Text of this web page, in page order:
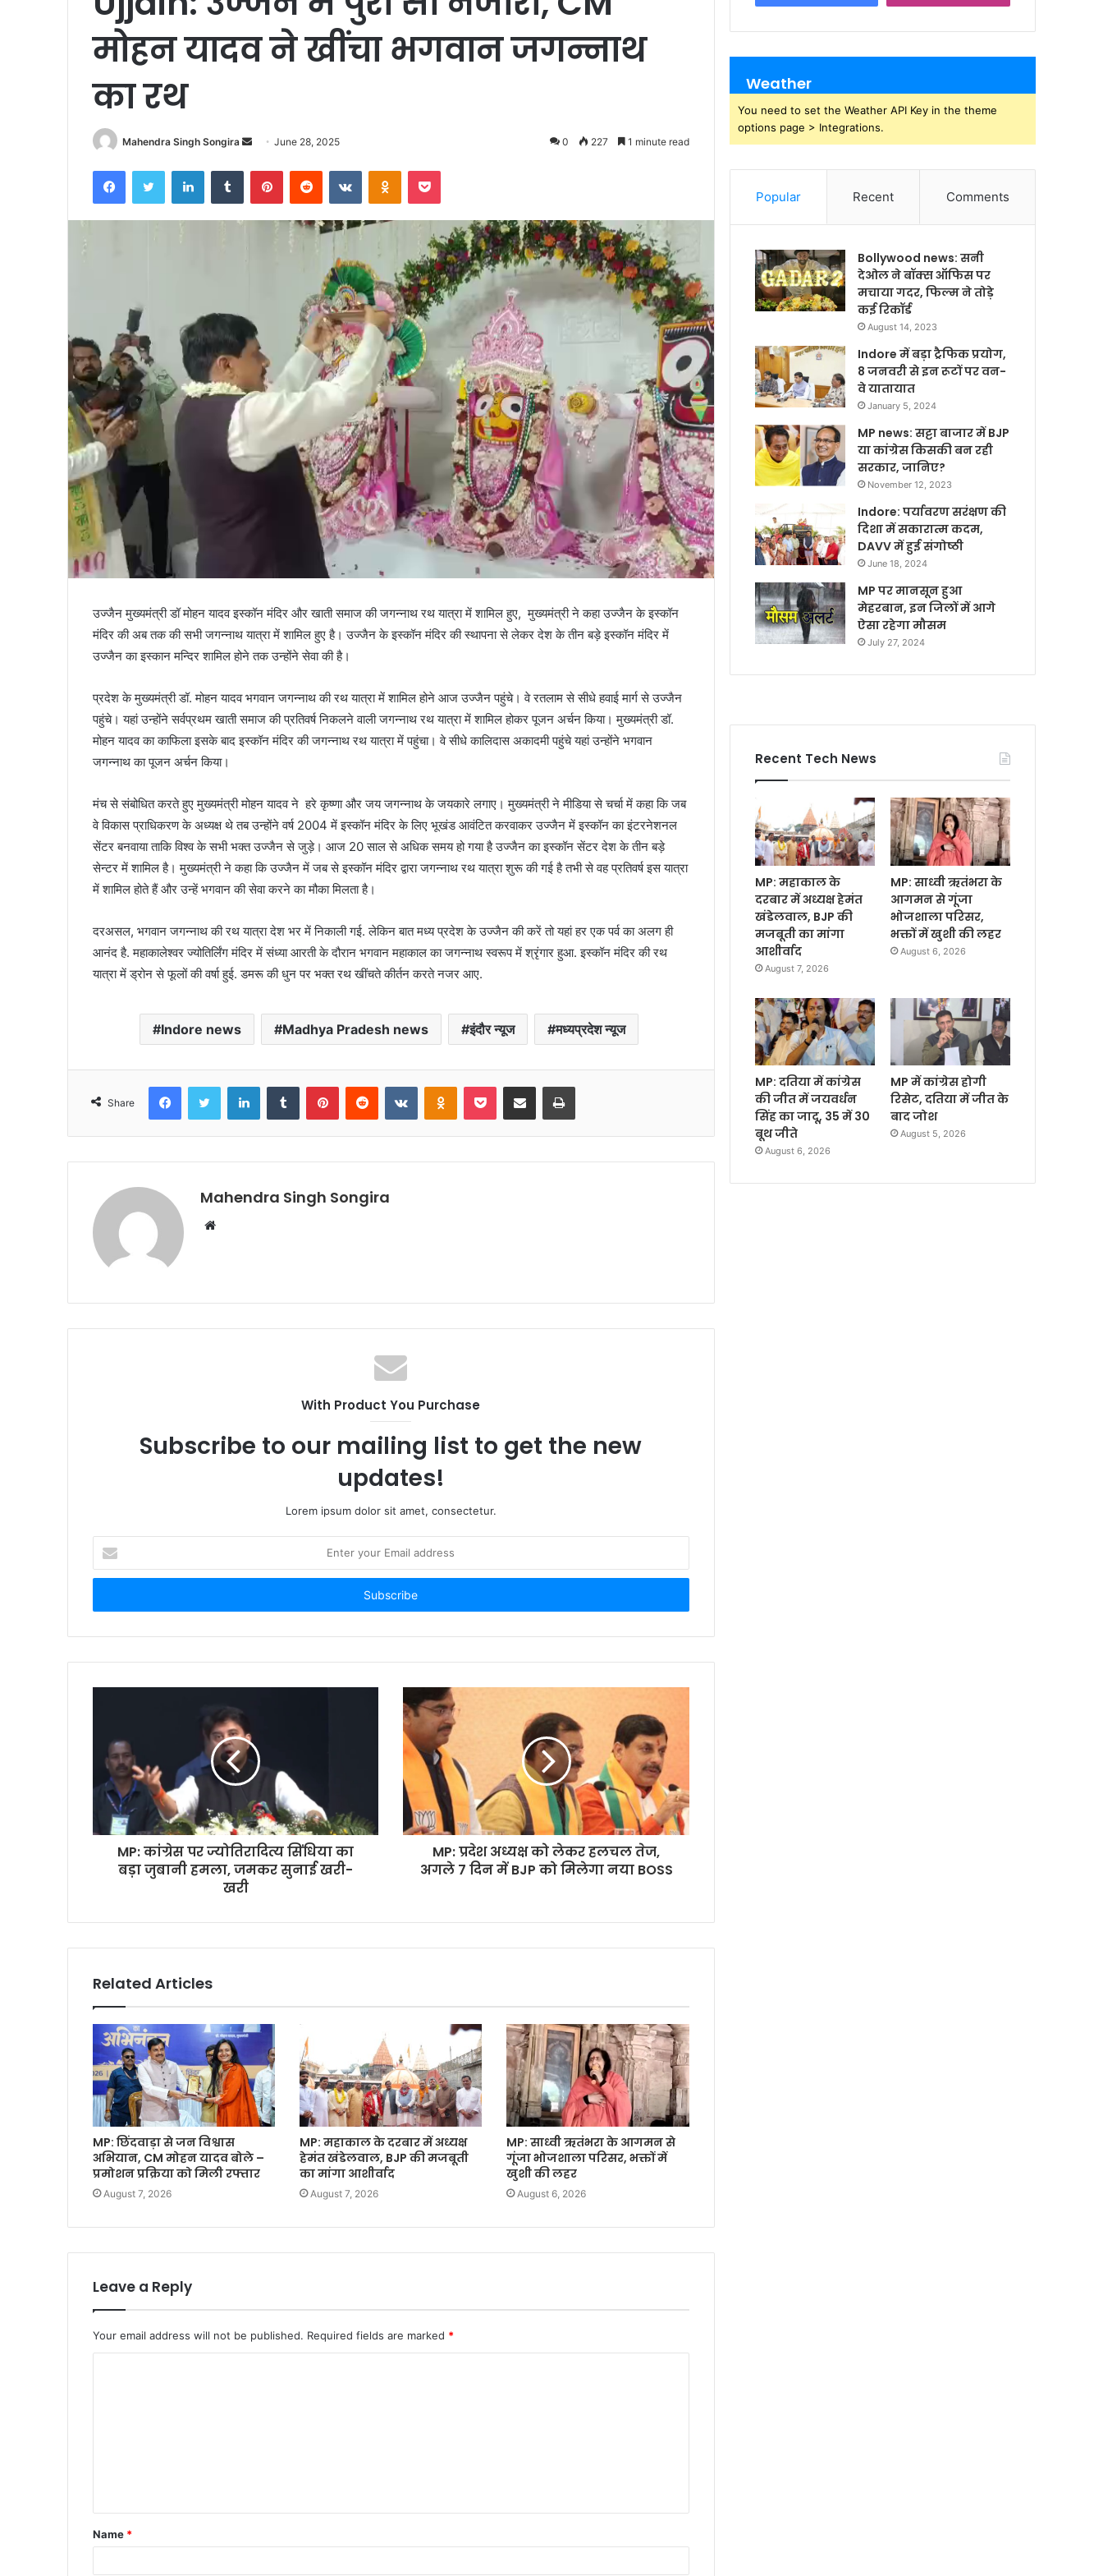
मोहन यादव ने खींचा भगवान जगन्नाथ
का रथ
Mahendra Singh Songira
Send
email
June 28, 2025 0 227 1 minute read
FacebookTwitter LinkedInTumblr PinterestReddit VKontakteOdnoklassniki
Pocket
उज्जैन मुख्यमंत्री डॉ मोहन यादव इस्कॉन मंदिर और खाती समाज की जगन्नाथ रथ यात्रा में शामिल हुए, मुख्यमंत्री ने कहा उज्जैन के इस्कॉन
मंदिर की अब तक की सभी जगन्नाथ यात्रा में शामिल हुए है। उज्जैन के इस्कॉन मंदिर की स्थापना से लेकर देश के तीन बड़े इस्कॉन मंदिर में
उज्जैन का इस्कान मन्दिर शामिल होने तक उन्होंने सेवा की है।
प्रदेश के मुख्यमंत्री डॉ. मोहन यादव भगवान जगन्नाथ की रथ यात्रा में शामिल होने आज उज्जैन पहुंचे। वे रतलाम से सीधे हवाई मार्ग से उज्जैन
पहुंचे। यहां उन्होंने सर्वप्रथम खाती समाज की प्रतिवर्ष निकलने वाली जगन्नाथ रथ यात्रा में शामिल होकर पूजन अर्चन किया। मुख्यमंत्री डॉ.
मोहन यादव का काफिला इसके बाद इस्कॉन मंदिर की जगन्नाथ रथ यात्रा में पहुंचा। वे सीधे कालिदास अकादमी पहुंचे यहां उन्होंने भगवान
जगन्नाथ का पूजन अर्चन किया।
मंच से संबोधित करते हुए मुख्यमंत्री मोहन यादव ने हरे कृष्णा और जय जगन्नाथ के जयकारे लगाए। मुख्यमंत्री ने मीडिया से चर्चा में कहा कि जब
वे विकास प्राधिकरण के अध्यक्ष थे तब उन्होंने वर्ष 2004 में इस्कॉन मंदिर के लिए भूखंड आवंटित करवाकर उज्जैन में इस्कॉन का इंटरनेशनल
सेंटर बनवाया ताकि विश्व के सभी भक्त उज्जैन से जुड़े। आज 20 साल से अधिक समय हो गया है उज्जैन का इस्कॉन सेंटर देश के तीन बड़े
सेन्टर में शामिल है। मुख्यमंत्री ने कहा कि उज्जैन में जब से इस्कॉन मंदिर द्वारा जगन्नाथ रथ यात्रा शुरू की गई है तभी से वह प्रतिवर्ष इस यात्रा
में शामिल होते हैं और उन्हें भगवान की सेवा करने का मौका मिलता है।
दरअसल, भगवान जगन्नाथ की रथ यात्रा देश भर में निकाली गई. लेकिन बात मध्य प्रदेश के उज्जैन की करें तो यहां हर एक पर्व का अलग ही
आनंद है. महाकालेश्वर ज्योतिर्लिंग मंदिर में संध्या आरती के दौरान भगवान महाकाल का जगन्नाथ स्वरूप में श्रृंगार हुआ. इस्कॉन मंदिर की रथ
यात्रा में ड्रोन से फूलों की वर्षा हुई. डमरू की धुन पर भक्त रथ खींचते कीर्तन करते नजर आए.
Indore news Madhya Pradesh news इंदौर न्यूज मध्यप्रदेश न्यूज
Share
FacebookTwitter LinkedInTumblr PinterestReddit VKontakteOdnoklassniki
Pocket Share via Email Print
Mahendra Singh Songira
Website
With Product You Purchase
Subscribe to our mailing list to get the new
updates!
Lorem ipsum dolor sit amet, consectetur.
your
Email
MP: कांग्रेस पर ज्योतिरादित्य सिंधिया का
बड़ा जुबानी हमला, जमकर सुनाई खरी-
खरी
MP: प्रदेश अध्यक्ष को लेकर हलचल तेज,
अगले 7 दिन में BJP को मिलेगा नया BOSS
Related Articles
MP: छिंदवाड़ा से जन विश्वास
अभियान, CM मोहन यादव बोले –
प्रमोशन प्रक्रिया को मिली रफ्तार
August 7, 2026
MP: महाकाल के दरबार में अध्यक्ष
हेमंत खंडेलवाल, BJP की मजबूती
का मांगा आशीर्वाद
August 7, 2026
MP: साध्वी ऋतंभरा के आगमन से
गूंजा भोजशाला परिसर, भक्तों में
खुशी की लहर
August 6, 2026
Leave a Reply
Your email address will not be published. Required fields are marked *
t
*
Name *
Weather
You need to set the Weather API Key in the theme
options page > Integrations.
Popular Recent Comments
Bollywood news: सनी
देओल ने बॉक्स ऑफिस पर
मचाया गदर, फिल्म ने तोड़े
कई रिकॉर्ड
August 14, 2023
Indore में बड़ा ट्रैफिक प्रयोग,
8 जनवरी से इन रूटों पर वन-
वे यातायात
January 5, 2024
MP news: सट्टा बाजार में BJP
या कांग्रेस किसकी बन रही
सरकार, जानिए?
November 12, 2023
Indore: पर्यावरण सरंक्षण की
दिशा में सकारात्म कदम,
DAVV में हुई संगोष्ठी
June 18, 2024
MP पर मानसून हुआ
मेहरबान, इन जिलों में आगे
ऐसा रहेगा मौसम
July 27, 2024
Recent Tech News
MP: महाकाल के
दरबार में अध्यक्ष हेमंत
खंडेलवाल, BJP की
मजबूती का मांगा
आशीर्वाद
August 7, 2026
MP: साध्वी ऋतंभरा के
आगमन से गूंजा
भोजशाला परिसर,
भक्तों में खुशी की लहर
August 6, 2026
MP: दतिया में कांग्रेस
की जीत में जयवर्धन
सिंह का जादू, 35 में 30
बूथ जीते
August 6, 2026
MP में कांग्रेस होगी
रिसेट, दतिया में जीत के
बाद जोश
August 5, 2026